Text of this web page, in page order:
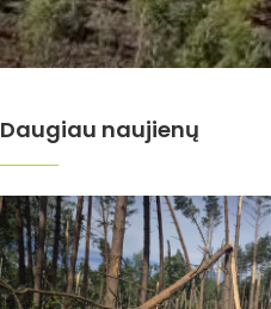
Daugiau naujienų